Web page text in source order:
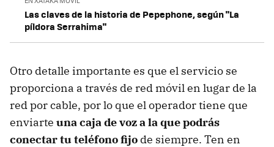
Las claves de la historia de Pepephone, según "La
píldora Serrahima"
Otro detalle importante es que el servicio se
proporciona a través de red móvil en lugar de la
red por cable, por lo que el operador tiene que
enviarte una caja de voz a la que podrás
conectar tu teléfono fijo de siempre. Ten en